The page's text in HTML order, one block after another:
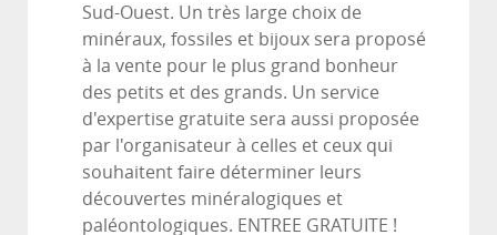
Sud-Ouest. Un très large choix de
minéraux, fossiles et bijoux sera proposé
à la vente pour le plus grand bonheur
des petits et des grands. Un service
d'expertise gratuite sera aussi proposée
par l'organisateur à celles et ceux qui
souhaitent faire déterminer leurs
découvertes minéralogiques et
paléontologiques. ENTREE GRATUITE !